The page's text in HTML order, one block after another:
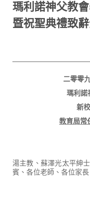
瑪利諾神父教
暨祝聖典禮致
二零零
瑪利諾
新
教育局常
湯主教、蘇澤光太平紳
賓、各位老師、各位家長